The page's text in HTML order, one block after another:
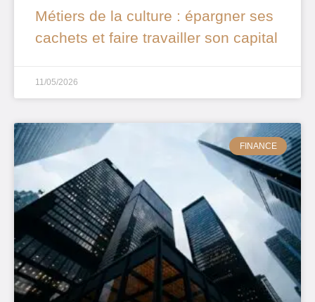
Métiers de la culture : épargner ses
cachets et faire travailler son capital
11/05/2026
FINANCE